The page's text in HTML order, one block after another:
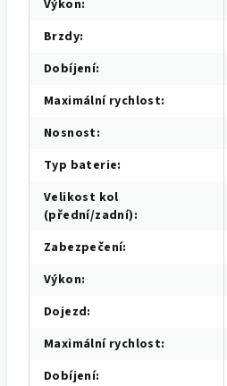
Výkon:
Brzdy:
Dobíjení:
Maximální rychlost:
Nosnost:
Typ baterie:
Velikost kol
(přední/zadní):
Zabezpečení:
Výkon:
Dojezd:
Maximální rychlost:
Dobíjení: